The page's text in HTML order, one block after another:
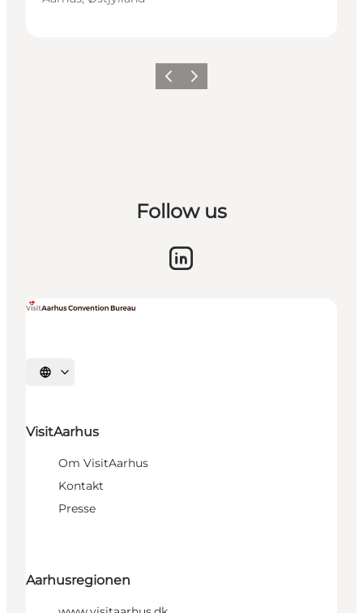
ForrigeNæste
Follow us
Vælg sprog
VisitAarhus
Om VisitAarhus
Kontakt
Presse
Aarhusregionen